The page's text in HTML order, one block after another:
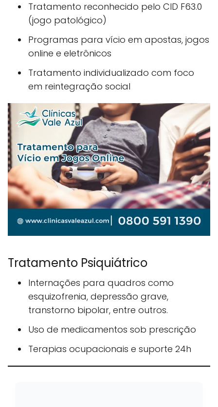
Tratamento reconhecido pelo CID F63.0
(jogo patológico)
Programas para vício em apostas, jogos
online e eletrônicos
Tratamento individualizado com foco
em reintegração social
Tratamento Psiquiátrico
Internações para quadros como
esquizofrenia, depressão grave,
transtorno bipolar, entre outros.
Uso de medicamentos sob prescrição
Terapias ocupacionais e suporte 24h